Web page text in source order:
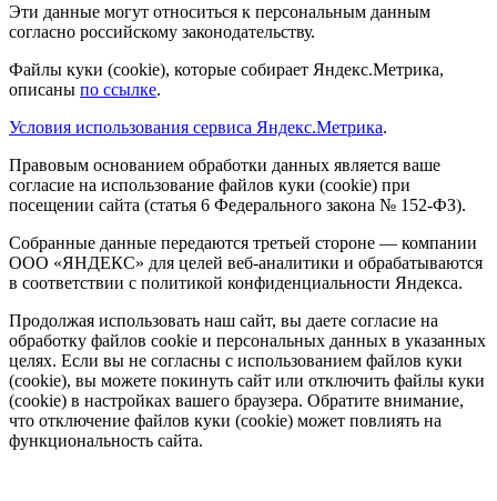
Эти данные могут относиться к персональным данным
согласно российскому законодательству.
Файлы куки (cookie), которые собирает Яндекс.Метрика,
описаны по ссылке.
Условия использования сервиса Яндекс.Метрика.
Правовым основанием обработки данных является ваше
согласие на использование файлов куки (cookie) при
посещении сайта (статья 6 Федерального закона № 152-ФЗ).
Собранные данные передаются третьей стороне — компании
ООО «ЯНДЕКС» для целей веб-аналитики и обрабатываются
в соответствии с политикой конфиденциальности Яндекса.
Продолжая использовать наш сайт, вы даете согласие на
обработку файлов cookie и персональных данных в указанных
целях. Если вы не согласны с использованием файлов куки
(cookie), вы можете покинуть сайт или отключить файлы куки
(cookie) в настройках вашего браузера. Обратите внимание,
что отключение файлов куки (cookie) может повлиять на
функциональность сайта.